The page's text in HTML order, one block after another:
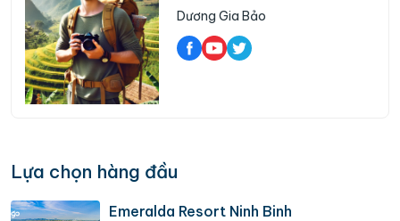
Dương Gia Bảo
Lựa chọn hàng đầu
Emeralda Resort Ninh Binh